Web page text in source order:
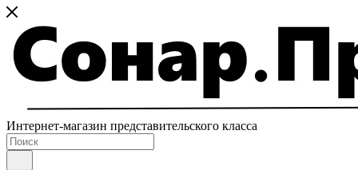
Интернет-магазин представительского класса